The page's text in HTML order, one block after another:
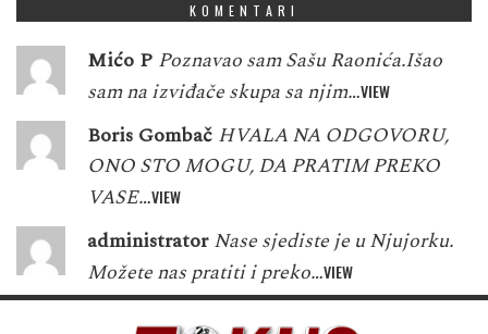
KOMENTARI
Mićo P Poznavao sam Sašu Raonića.Išao
sam na izviđače skupa sa njim…VIEW
Boris Gombač HVALA NA ODGOVORU,
ONO STO MOGU, DA PRATIM PREKO
VASE…VIEW
administrator Nase sjediste je u Njujorku.
Možete nas pratiti i preko…VIEW